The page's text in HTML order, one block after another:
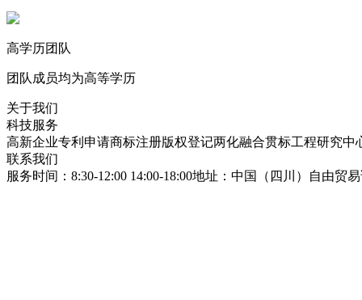
高学历团队
团队成员均为高等学历
关于我们
科技服务
高新企业专利申请商标注册版权登记两化融合贯标工程研究中
联系我们
服务时间：8:30-12:00 14:00-18:00地址：中国（四川）自由贸